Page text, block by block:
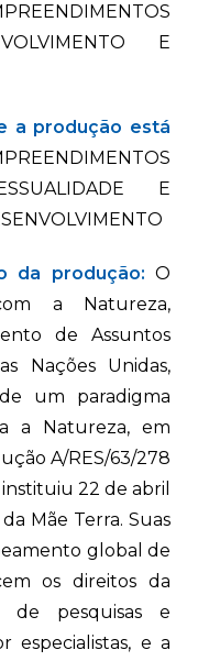
E
a produção está
E
da produção: O
a Natureza,
de Assuntos
Nações Unidas,
um paradigma
a Natureza, em
A/RES/63/278
22 de abril
Mãe Terra. Suas
global de
os direitos da
de pesquisas e
especialistas, e a